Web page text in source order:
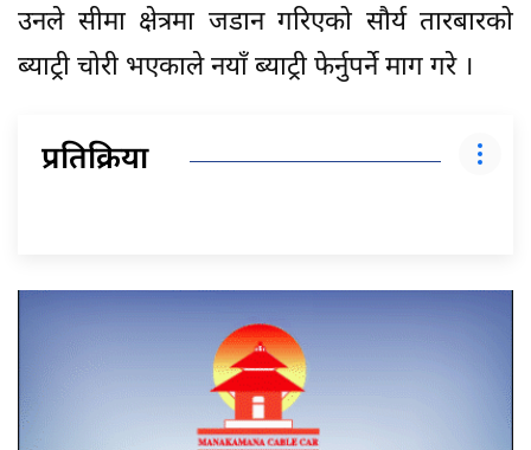
उनले सीमा क्षेत्रमा जडान गरिएको सौर्य तारबारको
ब्याट्री चोरी भएकाले नयाँ ब्याट्री फेर्नुपर्ने माग गरे ।
प्रतिक्रिया